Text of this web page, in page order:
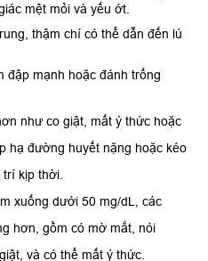
mệt mỏi và yếu ớt.​
thậm chí có thể dẫn đến lú
đập mạnh hoặc đánh trống
như co giật, mất ý thức hoặc
hạ đường huyết nặng hoặc kéo
kịp thời.​
xuống dưới 50 mg/dL, các
hơn, gồm có mờ mắt, nói
và có thể mất ý thức.​